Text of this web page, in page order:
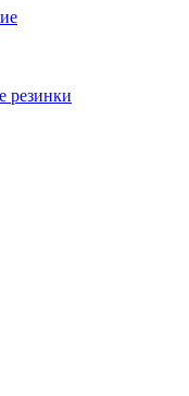
резинки